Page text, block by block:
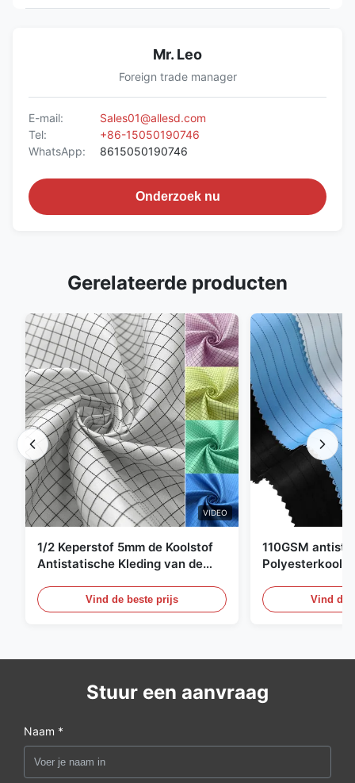
Mr. Leo
Foreign trade manager
E-mail:
Sales01@allesd.com
Tel:
+86-15050190746
WhatsApp:
8615050190746
Onderzoek nu
Gerelateerde producten
VIDEO
1/2 Keperstof 5mm de Koolstof
Antistatische Kleding van de
Vind de beste prijs
110GSM
Vind de
Stuur een aanvraag
Naam *